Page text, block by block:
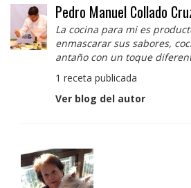
Pedro Manuel Collado
La cocina para mi es
enmascarar sus sabores,
antaño con un toque
1 receta publicada
Ver blog del autor